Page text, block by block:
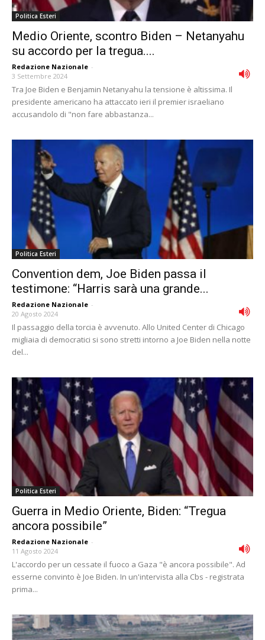
Politica Esteri
Medio Oriente, scontro Biden – Netanyahu
su accordo per la tregua....
Redazione Nazionale -
3 Settembre 2024
Tra Joe Biden e Benjamin Netanyahu la tensione è altissima. Il
presidente americano ha attaccato ieri il premier israeliano
accusandolo di "non fare abbastanza...
Politica Esteri
Convention dem, Joe Biden passa il
testimone: “Harris sarà una grande...
Redazione Nazionale -
20 Agosto 2024
Il passaggio della torcia è avvenuto. Allo United Center di Chicago
migliaia di democratici si sono stretti intorno a Joe Biden nella notte
del...
Politica Esteri
Guerra in Medio Oriente, Biden: “Tregua
ancora possibile”
Redazione Nazionale -
11 Agosto 2024
L'accordo per un cessate il fuoco a Gaza "è ancora possibile". Ad
esserne convinto è Joe Biden. In un'intervista alla Cbs - registrata
prima...